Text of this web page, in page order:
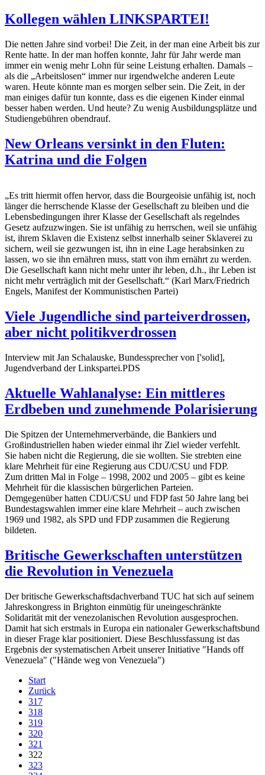
Kollegen wählen LINKSPARTEI!
Die netten Jahre sind vorbei! Die Zeit, in der man eine Arbeit bis zur
Rente hatte. In der man hoffen konnte, Jahr für Jahr werde man
immer ein wenig mehr Lohn für seine Leistung erhalten. Damals –
als die „Arbeitslosen“ immer nur irgendwelche anderen Leute
waren. Heute könnte man es morgen selber sein. Die Zeit, in der
man einiges dafür tun konnte, dass es die eigenen Kinder einmal
besser haben werden. Und heute? Zu wenig Ausbildungsplätze und
Studiengebühren obendrauf.
New Orleans versinkt in den Fluten:
Katrina und die Folgen
„Es tritt hiermit offen hervor, dass die Bourgeoisie unfähig ist, noch
länger die herrschende Klasse der Gesellschaft zu bleiben und die
Lebensbedingungen ihrer Klasse der Gesellschaft als regelndes
Gesetz aufzuzwingen. Sie ist unfähig zu herrschen, weil sie unfähig
ist, ihrem Sklaven die Existenz selbst innerhalb seiner Sklaverei zu
sichern, weil sie gezwungen ist, ihn in eine Lage herabsinken zu
lassen, wo sie ihn ernähren muss, statt von ihm ernährt zu werden.
Die Gesellschaft kann nicht mehr unter ihr leben, d.h., ihr Leben ist
nicht mehr verträglich mit der Gesellschaft.“ (Karl Marx/Friedrich
Engels, Manifest der Kommunistischen Partei)
Viele Jugendliche sind parteiverdrossen,
aber nicht politikverdrossen
Interview mit Jan Schalauske, Bundessprecher von ['solid],
Jugendverband der Linkspartei.PDS
Aktuelle Wahlanalyse: Ein mittleres
Erdbeben und zunehmende Polarisierung
Die Spitzen der Unternehmerverbände, die Bankiers und
Großindustriellen haben wieder einmal ihr Ziel wieder verfehlt.
Sie haben nicht die Regierung, die sie wollten. Sie strebten eine
klare Mehrheit für eine Regierung aus CDU/CSU und FDP.
Zum dritten Mal in Folge – 1998, 2002 und 2005 – gibt es keine
Mehrheit für die klassischen bürgerlichen Parteien.
Demgegenüber hatten CDU/CSU und FDP fast 50 Jahre lang bei
Bundestagswahlen immer eine klare Mehrheit – auch zwischen
1969 und 1982, als SPD und FDP zusammen die Regierung
bildeten.
Britische Gewerkschaften unterstützen
die Revolution in Venezuela
Der britische Gewerkschaftsdachverband TUC hat sich auf seinem
Jahreskongress in Brighton einmütig für uneingeschränkte
Solidarität mit der venezolanischen Revolution ausgesprochen.
Damit hat sich erstmals in Europa ein nationaler Gewerkschaftsbund
in dieser Frage klar positioniert. Diese Beschlussfassung ist das
Ergebnis der systematischen Arbeit unserer Initiative "Hands off
Venezuela" ("Hände weg von Venezuela")
Start
Zurück
317
318
319
320
321
322
323